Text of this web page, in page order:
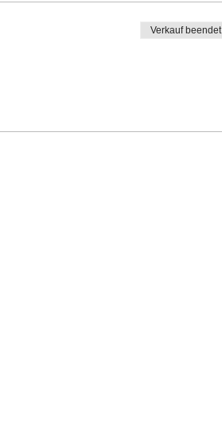
Verkauf beendet